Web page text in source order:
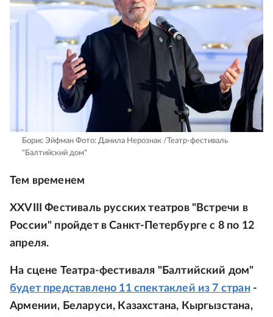
Борис Эйфман Фото: Данила Нерознак /Театр-фестиваль
"Балтийский дом"
Тем временем
XXVIII Фестиваль русских театров "Встречи в
России" пройдет в Санкт-Петербурге с 8 по 12
апреля.
На сцене Театра-фестиваля "Балтийский дом"
будет представлено 11 спектаклей из 7 стран-
Армении, Беларуси, Казахстана, Кыргызстана,